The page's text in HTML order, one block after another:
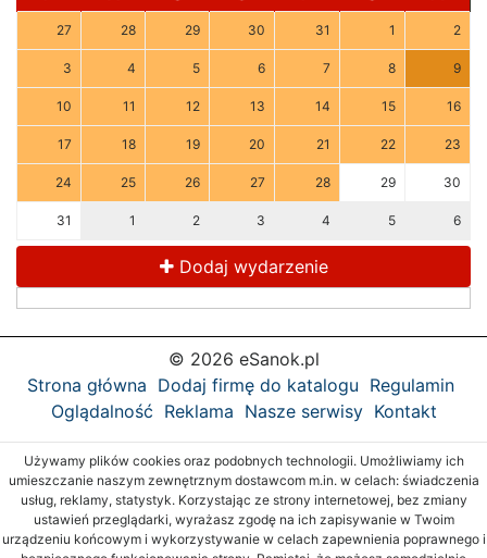
27 28 29 30 31 1 2
3 4 5 6 7 8 9
10 11 12 13 14 15 16
17 18 19 20 21 22 23
24 25 26 27 28 29 30
31 1 2 3 4 5 6
Dodaj wydarzenie
© 2026 eSanok.pl
Strona główna Dodaj firmę do katalogu Regulamin
Oglądalność Reklama Nasze serwisy Kontakt
Używamy plików cookies oraz podobnych technologii. Umożliwiamy ich
umieszczanie naszym zewnętrznym dostawcom m.in. w celach: świadczenia
usług, reklamy, statystyk. Korzystając ze strony internetowej, bez zmiany
ustawień przeglądarki, wyrażasz zgodę na ich zapisywanie w Twoim
urządzeniu końcowym i wykorzystywanie w celach zapewnienia poprawnego i